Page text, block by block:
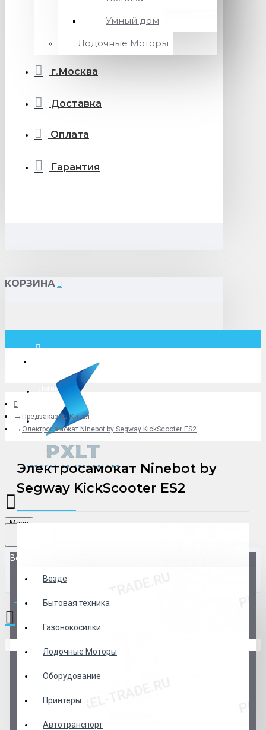
Умный дом
Лодочные Моторы
г.Москва
Доставка
Оплата
Гарантия
КОРЗИНА
Логин
+79775619766
Menu
Везде
Везде
Бытовая техника
Газонокосилки
Лодочные Моторы
Оборудование
Принтеры
Автотранспорт
0 товар(ов) - 0 р.
Предзаказ из Китая
Электросамокат Ninebot by Segway KickScooter ES2
Электросамокат Ninebot by
Segway KickScooter ES2